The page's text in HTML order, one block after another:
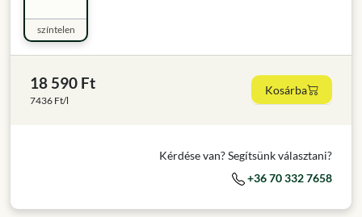
színtelen
18 590 Ft
7436 Ft/l
Kosárba
Kérdése van? Segítsünk választani?
+36 70 332 7658